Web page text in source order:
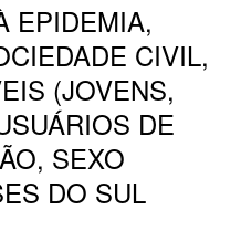
EPIDEMIA,
CIVIL,
(JOVENS,
DE
SEXO
DO SUL